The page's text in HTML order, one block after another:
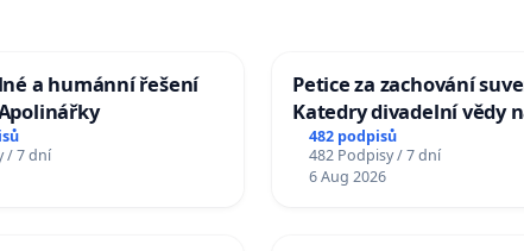
a humánní řešení
/ 7 dní
Petice za zachování
Katedry divadelní vědy
482 podpisů
482 Podpisy / 7 dní
6 Aug 2026